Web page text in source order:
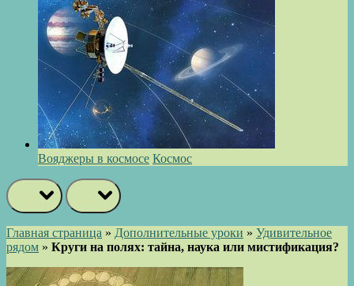
Вояджеры в космосе Космос
Главная страница » Дополнительные уроки » Удивительное
рядом » Круги на полях: тайна, наука или мистификация?